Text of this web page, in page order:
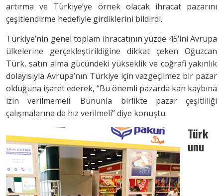
artırma ve Türkiye’ye örnek olacak ihracat pazarını
çeşitlendirme hedefiyle girdiklerini bildirdi.
Türkiye’nin genel toplam ihracatının yüzde 45’ini Avrupa
ülkelerine gerçekleştirildiğine dikkat çeken Oğuzcan
Türk, satın alma gücündeki yükseklik ve coğrafi yakınlık
dolayısıyla Avrupa’nın Türkiye için vazgeçilmez bir pazar
olduğuna işaret ederek, “Bu önemli pazarda kan kaybına
izin verilmemeli. Bununla birlikte pazar çeşitliliği
çalışmalarına da hız verilmeli” diye konuştu.
Türk
unu